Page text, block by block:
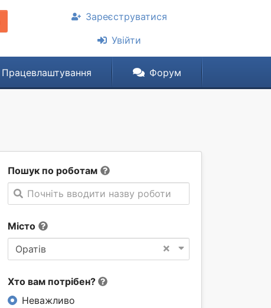
Зареєструватися
Увійти
Працевлаштування Форум
Пошук по роботам
Почніть вводити назву роботи
Місто
×
Оратів
Хто вам потрібен?
Неважливо